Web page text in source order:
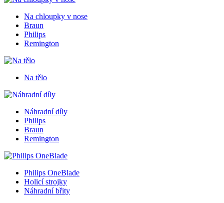
Na chloupky v nose
Braun
Philips
Remington
Na tělo
Náhradní díly
Philips
Braun
Remington
Philips OneBlade
Holicí strojky
Náhradní břity